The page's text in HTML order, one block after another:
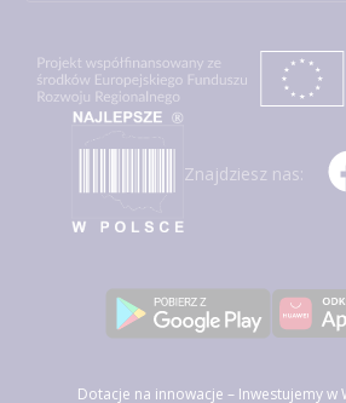
Znajdziesz nas:
Dotacje na innowacje – Inwestujemy w